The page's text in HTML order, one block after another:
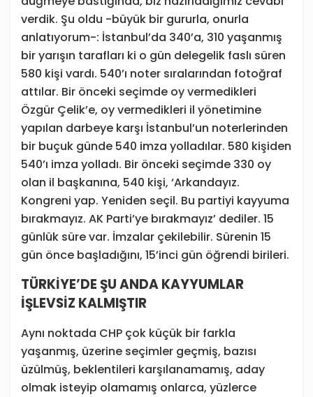
verdik. Şu oldu -büyük bir gururla, onurla
anlatıyorum-: İstanbul’da 340’a, 310 yaşanmış
bir yarışın tarafları ki o gün delegelik faslı süren
580 kişi vardı. 540’ı noter sıralarından fotoğraf
attılar. Bir önceki seçimde oy vermedikleri
Özgür Çelik’e, oy vermedikleri il yönetimine
yapılan darbeye karşı İstanbul’un noterlerinden
bir buçuk günde 540 imza yolladılar. 580 kişiden
540’ı imza yolladı. Bir önceki seçimde 330 oy
olan il başkanına, 540 kişi, ‘Arkandayız.
Kongreni yap. Yeniden seçil. Bu partiyi kayyuma
bırakmayız. AK Parti’ye bırakmayız’ dediler. 15
günlük süre var. İmzalar çekilebilir. Sürenin 15
gün önce başladığını, 15’inci gün öğrendi birileri.
TÜRKİYE’DE ŞU ANDA KAYYUMLAR
İŞLEVSİZ KALMIŞTIR
Aynı noktada CHP çok küçük bir farkla
yaşanmış, üzerine seçimler geçmiş, bazısı
üzülmüş, beklentileri karşılanamamış, aday
olmak isteyip olamamış onlarca, yüzlerce